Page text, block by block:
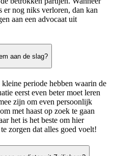
er nog niks verloren, dan kan
aan een advocaat uit
aan de slag?
periode hebben waarin de
eerst even beter moet leren
zijn om even persoonlijk
met haast op zoek te gaan
het is het beste om hier
zorgen dat alles goed voelt!